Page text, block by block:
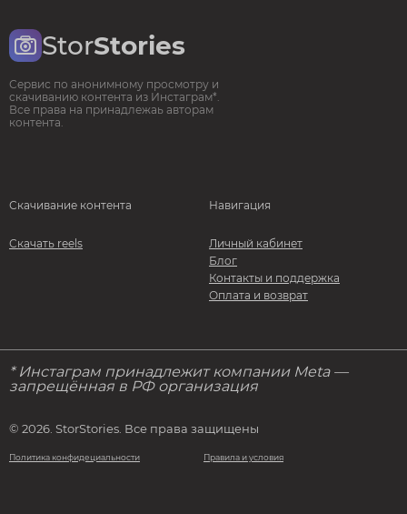
StorStories
Сервис по анонимному просмотру и
скачиванию контента из Инстаграм*.
Все права на принадлежаь авторам
контента.
Скачивание контента
Скачать reels
Навигация
Личный кабинет
Блог
Контакты и поддержка
Оплата и возврат
* Инстаграм принадлежит компании Meta —
запрещённая в РФ организация
© 2026. StorStories. Все права защищены
Политика конфидециальности Правила и условия